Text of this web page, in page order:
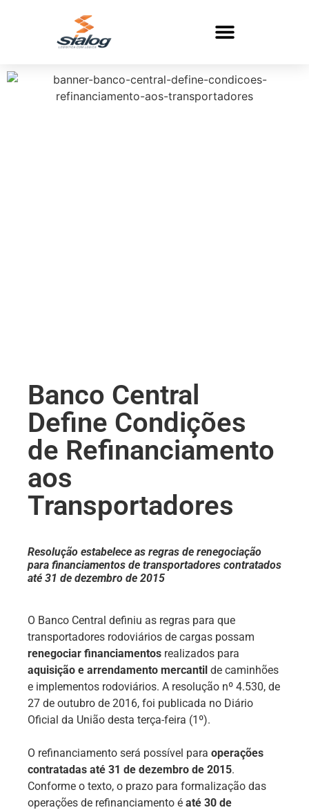
Banco Central
Define Condições
de Refinanciamento
aos
Transportadores
Resolução estabelece as regras de renegociação
para financiamentos de transportadores contratados
até 31 de dezembro de 2015
O Banco Central definiu as regras para que
transportadores rodoviários de cargas possam
renegociar financiamentos realizados para
aquisição e arrendamento mercantil de caminhões
e implementos rodoviários. A resolução nº 4.530, de
27 de outubro de 2016, foi publicada no Diário
Oficial da União desta terça-feira (1º).
O refinanciamento será possível para operações
contratadas até 31 de dezembro de 2015.
Conforme o texto, o prazo para formalização das
operações de refinanciamento é até 30 de